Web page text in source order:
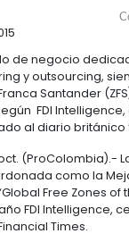
DE
DE
2015
de
y